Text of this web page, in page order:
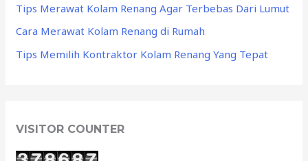
Tips Merawat Kolam Renang Agar Terbebas Dari Lumut
Cara Merawat Kolam Renang di Rumah
Tips Memilih Kontraktor Kolam Renang Yang Tepat
VISITOR COUNTER